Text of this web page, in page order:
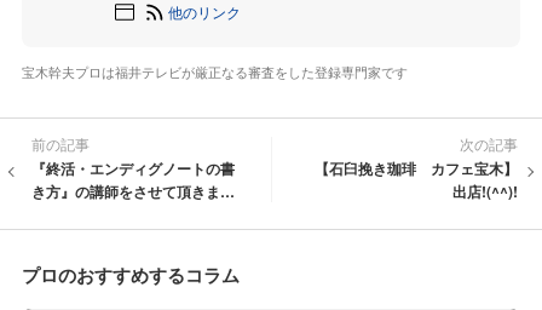
他のリンク
宝木幹夫プロは福井テレビが厳正なる審査をした登録専門家です
前の記事
『終活・エンディグノートの書
き方』の講師をさせて頂きまし
次の記事
【石臼挽き珈琲 カフェ宝木】
出店!(^^)!
プロのおすすめするコラム